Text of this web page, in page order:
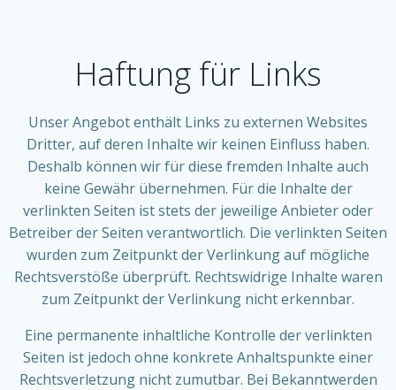
Haftung für Links
Unser Angebot enthält Links zu externen Websites
Dritter, auf deren Inhalte wir keinen Einfluss haben.
Deshalb können wir für diese fremden Inhalte auch
keine Gewähr übernehmen. Für die Inhalte der
verlinkten Seiten ist stets der jeweilige Anbieter oder
Betreiber der Seiten verantwortlich. Die verlinkten Seiten
wurden zum Zeitpunkt der Verlinkung auf mögliche
Rechtsverstöße überprüft. Rechtswidrige Inhalte waren
zum Zeitpunkt der Verlinkung nicht erkennbar.
Eine permanente inhaltliche Kontrolle der verlinkten
Seiten ist jedoch ohne konkrete Anhaltspunkte einer
Rechtsverletzung nicht zumutbar. Bei Bekanntwerden